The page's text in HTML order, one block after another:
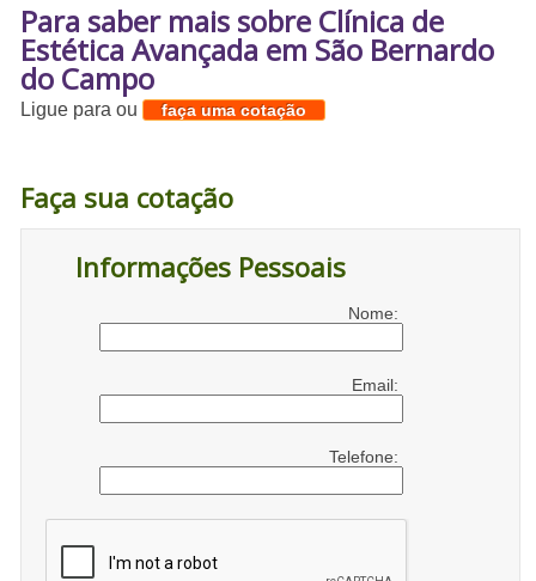
Para saber mais sobre Clínica de
Estética Avançada em São Bernardo
do Campo
Ligue paraou faça uma cotação
Faça sua cotação
Informações Pessoais
Nome:
Email:
Telefone: